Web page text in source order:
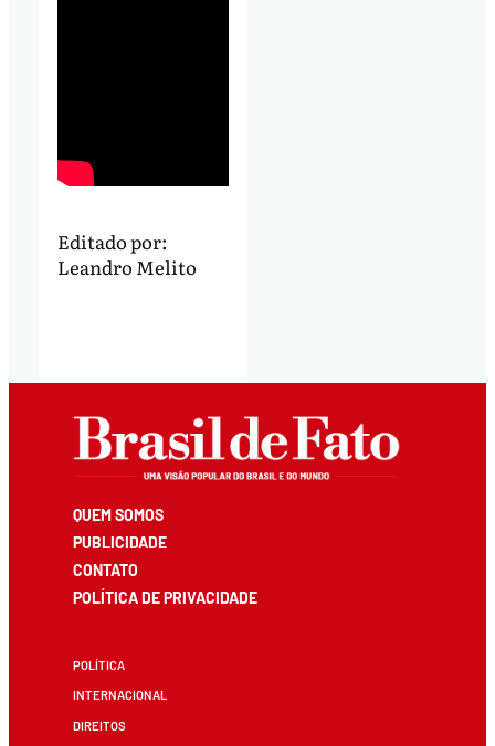
Editado por:
Leandro Melito
QUEM SOMOS
PUBLICIDADE
CONTATO
POLÍTICA DE PRIVACIDADE
POLÍTICA
INTERNACIONAL
DIREITOS